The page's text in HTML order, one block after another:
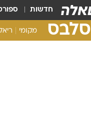
חדשות
סלבס מקומי